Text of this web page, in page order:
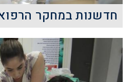
במאה השנים
התפתחות אדירה,
ובריאים. הכוח שאפשר
המחקר
חדשנות במחקר